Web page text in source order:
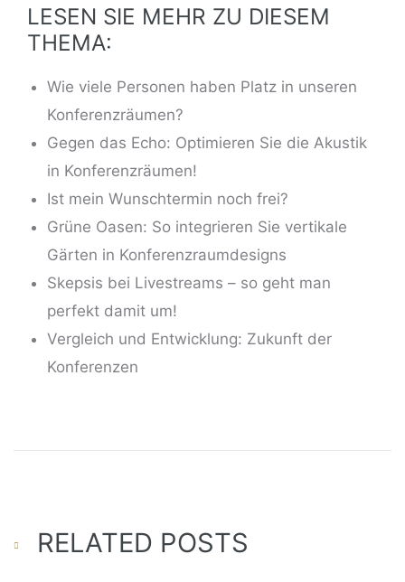
LESEN SIE MEHR ZU DIESEM
THEMA:
Wie viele Personen haben Platz in unseren
Konferenzräumen?
Gegen das Echo: Optimieren Sie die Akustik
in Konferenzräumen!
Ist mein Wunschtermin noch frei?
Grüne Oasen: So integrieren Sie vertikale
Gärten in Konferenzraumdesigns
Skepsis bei Livestreams – so geht man
perfekt damit um!
Vergleich und Entwicklung: Zukunft der
Konferenzen
RELATED POSTS